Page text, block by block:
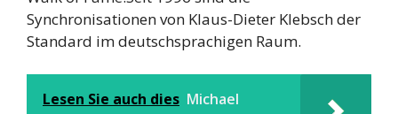
Synchronisationen von Klaus-Dieter Klebsch der
Standard im deutschsprachigen Raum.
Lesen Sie auch dies Michael